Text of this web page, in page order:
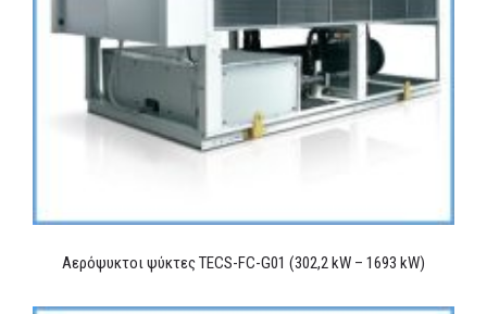
Αερόψυκτοι ψύκτες TECS-FC-G01 (302,2 kW – 1693 kW)